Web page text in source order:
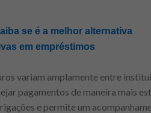
se é a melhor alternativa
em empréstimos
variam amplamente entre
pagamentos de maneira mais
e permite um